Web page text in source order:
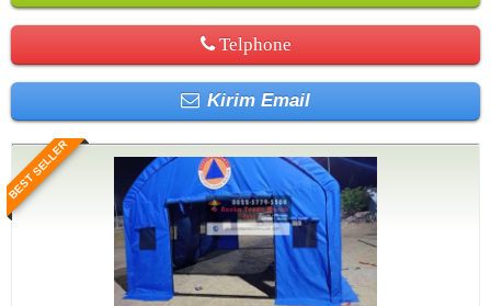
Telphone
Kirim Email
BEST SELLER